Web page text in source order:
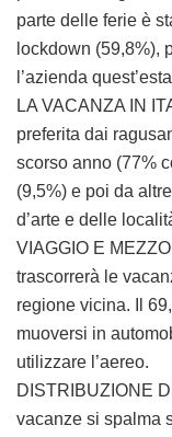
parte delle ferie è
lockdown (59,8%),
l’azienda
LA VACANZA IN
preferita dai
scorso anno (77%
(9,5%) e poi da
d’arte e delle
VIAGGIO E
trascorrerà le
regione vicina. Il
muoversi in
utilizzare l’aereo.
DISTRIBUZIONE
vacanze si spalma